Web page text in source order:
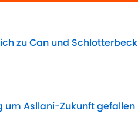
zu Can und Schlotterbeck
um Asllani-Zukunft gefallen